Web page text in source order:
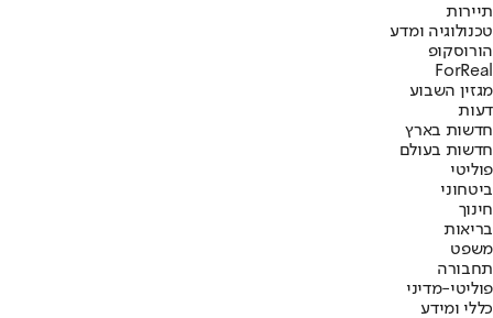
תיירות
טכנולוגיה ומדע
הורוסקופ
ForReal
מגזין השבוע
דעות
חדשות בארץ
חדשות בעולם
פוליטי
ביטחוני
חינוך
בריאות
משפט
תחבורה
פוליטי-מדיני
כללי ומידע